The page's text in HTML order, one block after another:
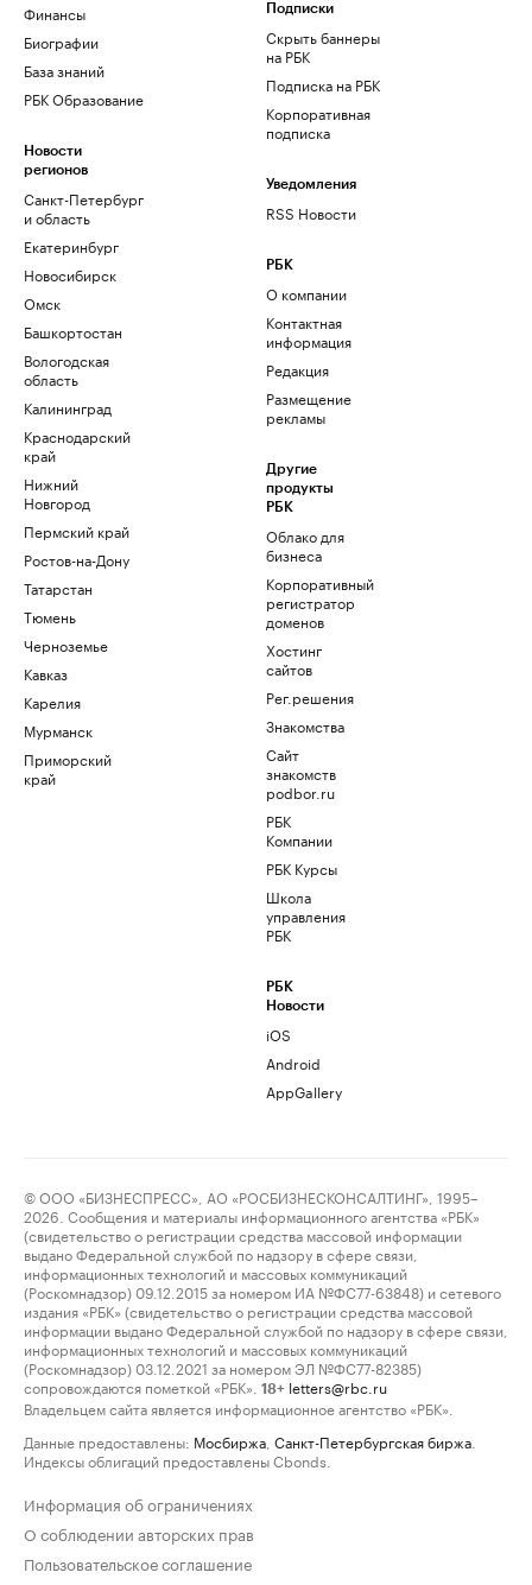
Финансы
Биографии
База знаний
РБК Образование
Новости
регионов
Санкт-Петербург
и область
Екатеринбург
Новосибирск
Омск
Башкортостан
Вологодская
область
Калининград
Краснодарский
край
Нижний
Новгород
Пермский край
Ростов-на-Дону
Татарстан
Тюмень
Черноземье
Кавказ
Карелия
Мурманск
Приморский
край
Подписки
Скрыть баннеры
на РБК
Подписка на РБК
Корпоративная
подписка
Уведомления
RSS Новости
РБК
О компании
Контактная
информация
Редакция
Размещение
рекламы
Другие
продукты
РБК
Облако для
бизнеса
Корпоративный
регистратор
доменов
Хостинг
сайтов
Рег.решения
Знакомства
Сайт
знакомств
podbor.ru
РБК
Компании
РБК Курсы
Школа
управления
РБК
РБК
Новости
iOS
Android
AppGallery
© ООО «БИЗНЕСПРЕСС», АО «РОСБИЗНЕСКОНСАЛТИНГ», 1995–
2026. Сообщения и материалы информационного агентства «РБК»
(свидетельство о регистрации средства массовой информации
выдано Федеральной службой по надзору в сфере связи,
информационных технологий и массовых коммуникаций
(Роскомнадзор) 09.12.2015 за номером ИА №ФС77-63848) и сетевого
издания «РБК» (свидетельство о регистрации средства массовой
информации выдано Федеральной службой по надзору в сфере связи,
информационных технологий и массовых коммуникаций
(Роскомнадзор) 03.12.2021 за номером ЭЛ №ФС77-82385)
сопровождаются пометкой «РБК».
18+ letters@rbc.ru
Владельцем сайта является информационное агентство «РБК».
Данные предоставлены: Мосбиржа Санкт-Петербургская биржа
Индексы облигаций предоставлены Cbonds.
Информация об ограничениях
О соблюдении авторских прав
Пользовательское соглашение